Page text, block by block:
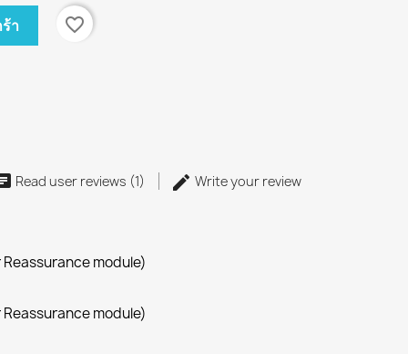
า
favorite_border
Read user reviews (1) Write your review
module)
module)